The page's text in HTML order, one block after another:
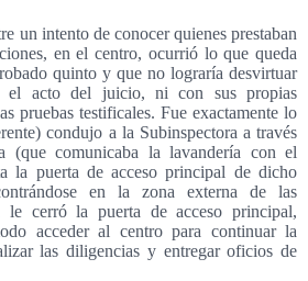
un intento de conocer quienes prestaban
en el centro, ocurrió lo que queda
quinto y que no lograría desvirtuar
el acto del juicio, ni con sus propias
pruebas testificales. Fue exactamente lo
condujo a la Subinspectora a través
(que comunicaba la lavandería con el
la puerta de acceso principal de dicho
en la zona externa de las
le cerró la puerta de acceso principal,
acceder al centro para continuar la
las diligencias y entregar oficios de